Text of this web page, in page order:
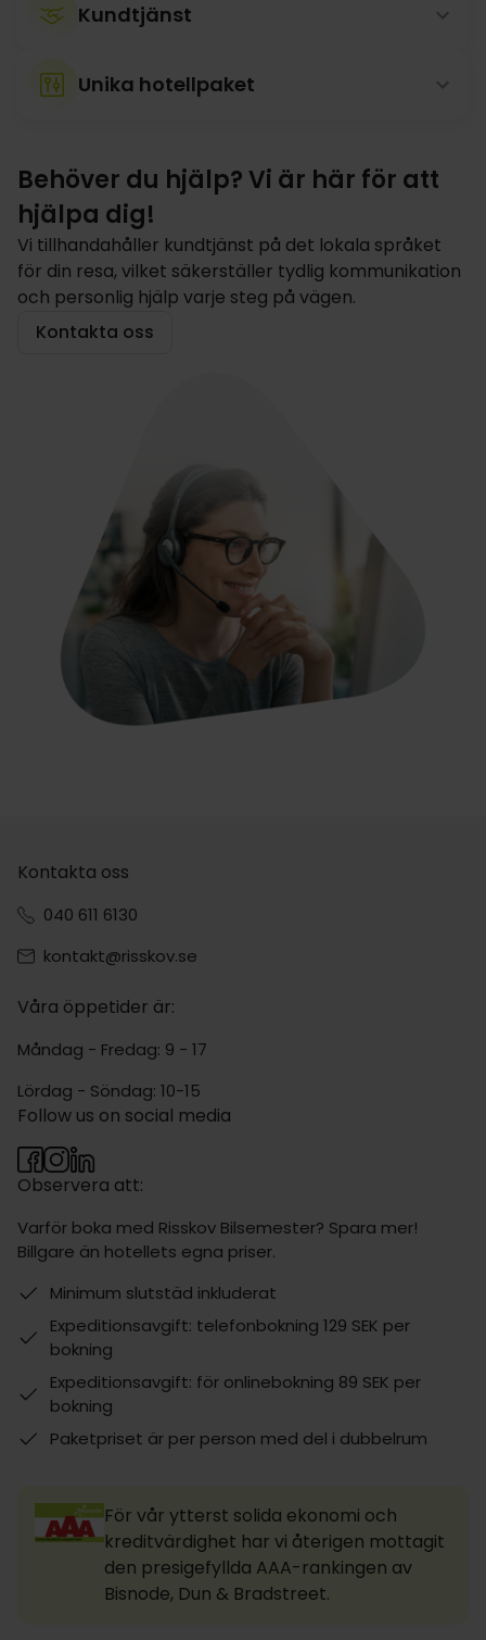
Kundtjänst
Unika hotellpaket
Behöver du hjälp? Vi är här för att
hjälpa dig!
Vi tillhandahåller kundtjänst på det lokala språket
för din resa, vilket säkerställer tydlig kommunikation
och personlig hjälp varje steg på vägen.
Kontakta oss
Kontakta oss
040 611 6130
kontakt@risskov.se
Våra öppetider är:
Måndag - Fredag: 9 - 17
Lördag - Söndag: 10-15
Observera att:
Varför boka med Risskov Bilsemester? Spara mer!
Billgare än hotellets egna priser.
Minimum slutstäd inkluderat
Expeditionsavgift: telefonbokning 129 SEK per
bokning
Expeditionsavgift: för onlinebokning 89 SEK per
bokning
Paketpriset är per person med del i dubbelrum
Follow us on social media
För vår ytterst solida ekonomi och
kreditvärdighet har vi återigen mottagit
den presigefyllda AAA-rankingen av
Bisnode, Dun & Bradstreet.